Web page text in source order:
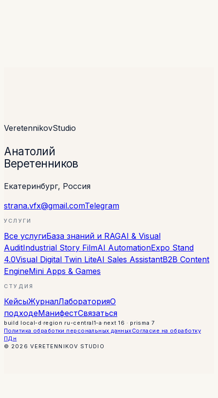
VeretennikovStudio
Анатолий
Веретенников
Екатеринбург, Россия
strana.vfx@gmail.comTelegram
УСЛУГИ
Все услугиБаза знаний и RAGAI & Visual
AuditIndustrial Story FilmAI AutomationExpo Stand
4.0Visual Digital Twin LiteAI Sales AssistantB2B Content
EngineMini Apps & Games
СТУДИЯ
КейсыЖурналЛабораторияО
подходеМанифестСвязаться
build local-d ·region ru-central1-a ·next 16 · prisma 7
Политика обработки персональных данныхСогласие на обработку
ПДн
© 2026 VERETENNIKOV STUDIO